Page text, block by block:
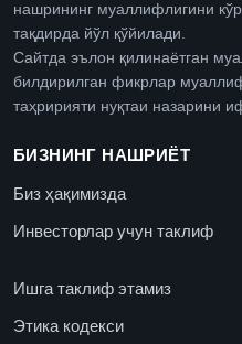
нашрининг муаллифлигини
тақдирда йўл қўйилади.
Сайтда эълон қилинаётган
билдирилган фикрлар
таҳририяти нуқтаи назарини
БИЗНИНГ НАШРИЁТ
Биз ҳақимизда
Инвесторлар учун таклиф
Ишга таклиф этамиз
Этика кодекси